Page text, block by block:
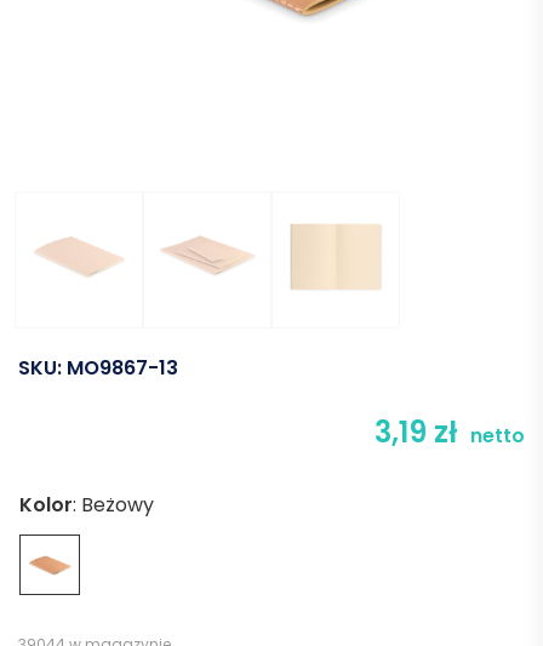
SKU: MO9867-13
3,19 zł netto
Kolor: Beżowy